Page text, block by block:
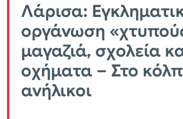
Λάρισα:
οργάνωση
μαγαζιά, σχολεία
οχήματα – Στο
ανήλικοι